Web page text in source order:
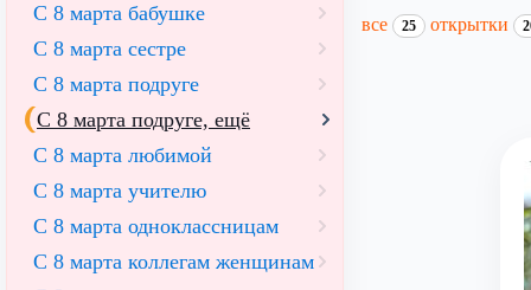
все 25 открытки
С 8 марта бабушке
С 8 марта сестре
С 8 марта подруге
С 8 марта подруге, ещё
С 8 марта любимой
С 8 марта учителю
С 8 марта одноклассницам
С 8 марта коллегам женщинам